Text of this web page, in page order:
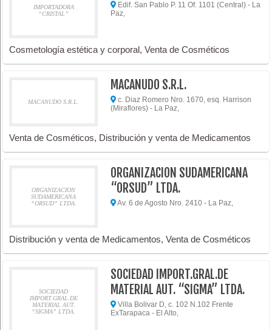
IMPORTADORA
“CRISTAL”
Edif. San Pablo P. 11 Of. 1101 (Central) - La
Paz,
Cosmetología estética y corporal, Venta de Cosméticos
MACANUDO S.R.L.
MACANUDO S.R.L.
c. Diaz Romero Nro. 1670, esq. Harrison
(Miraflores) - La Paz,
Venta de Cosméticos, Distribución y venta de Medicamentos
ORGANIZACION
SUDAMERICANA
“ORSUD” LTDA.
ORGANIZACION SUDAMERICANA
“ORSUD” LTDA.
Av. 6 de Agosto Nro. 2410 - La Paz,
Distribución y venta de Medicamentos, Venta de Cosméticos
SOCIEDAD
IMPORT.GRAL.DE
MATERIAL AUT.
“SIGMA” LTDA.
SOCIEDAD IMPORT.GRAL.DE
MATERIAL AUT. “SIGMA” LTDA.
Villa Bolivar D, c. 102 N.102 Frente
ExTarapaca - El Alto,